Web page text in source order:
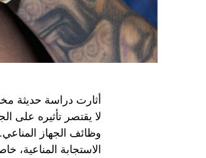
أثارت دراسة حديثة
لا يقتصر تأثيره على
وظائف الجهاز
الاستجابة المناعية،